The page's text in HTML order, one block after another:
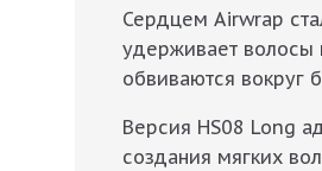
Сердцем Airwrap
удерживает волосы
обвиваются вокруг
Версия HS08 Long
создания мягких